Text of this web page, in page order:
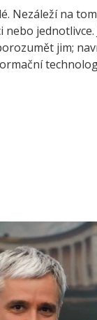
Nezáleží na
jim;